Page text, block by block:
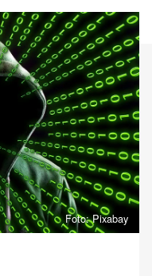
Foto: Pixabay